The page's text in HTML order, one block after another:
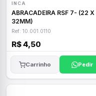
INCA
ABRACADEIRA RSF 7- (22 X
32MM)
Ref: 10.001.0110
R$ 4,50
Carrinho Pedir